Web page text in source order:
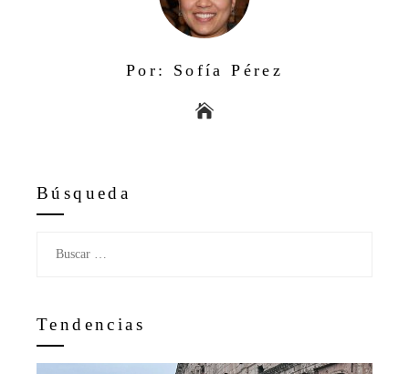
Por: Sofía Pérez
Búsqueda
Tendencias